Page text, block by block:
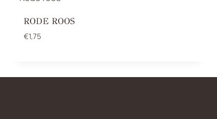
RODE ROOS
€1,75